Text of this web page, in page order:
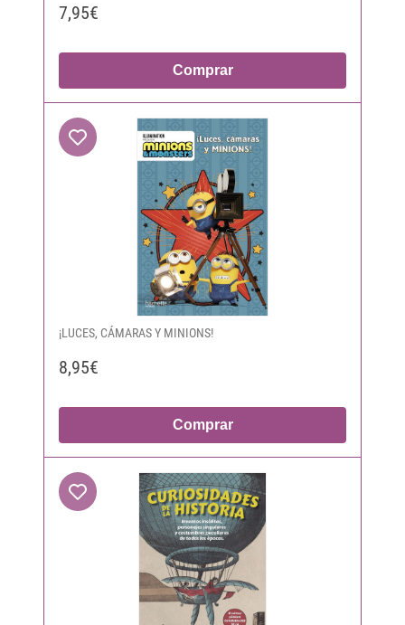
7,95€
Comprar
¡LUCES, CÁMARAS Y MINIONS!
8,95€
Comprar